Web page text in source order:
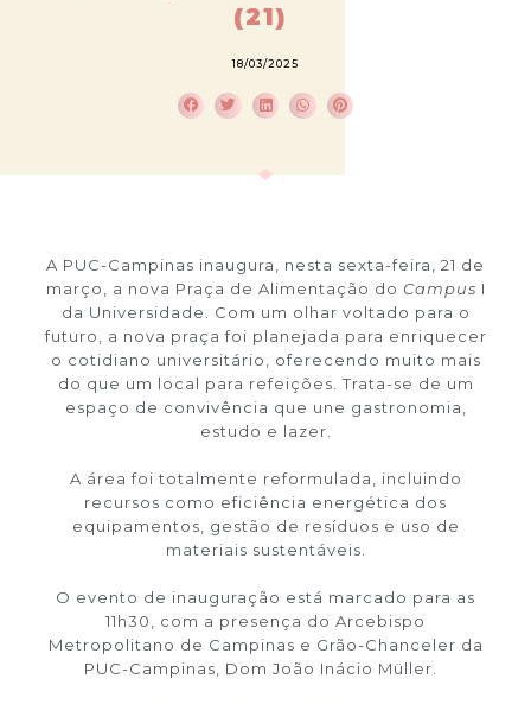
(21)
18/03/2025
A PUC-Campinas inaugura, nesta sexta-feira, 21 de
março, a nova Praça de Alimentação do Campus I
da Universidade. Com um olhar voltado para o
futuro, a nova praça foi planejada para enriquecer
o cotidiano universitário, oferecendo muito mais
do que um local para refeições. Trata-se de um
espaço de convivência que une gastronomia,
estudo e lazer.
A área foi totalmente reformulada, incluindo
recursos como eficiência energética dos
equipamentos, gestão de resíduos e uso de
materiais sustentáveis.
O evento de inauguração está marcado para as
11h30, com a presença do Arcebispo
Metropolitano de Campinas e Grão-Chanceler da
PUC-Campinas, Dom João Inácio Müller.